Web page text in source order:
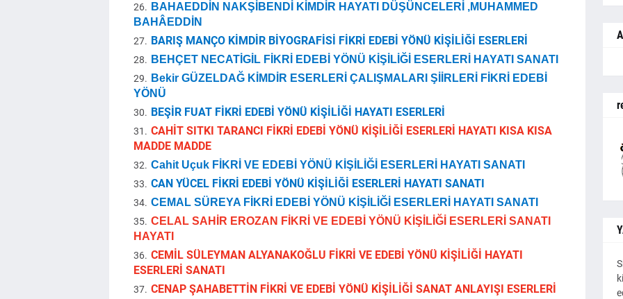
BAHAEDDİN NAKŞİBENDİ KİMDİR HAYATI DÜŞÜNCELERİ ,MUHAMMED
BAHÂEDDİN
BARIŞ MANÇO KİMDİR BİYOGRAFİSİ FİKRİ EDEBİ YÖNÜ KİŞİLİĞİ ESERLERİ
BEHÇET NECATİGİL FİKRİ EDEBİ YÖNÜ KİŞİLİĞİ ESERLERİ HAYATI SANATI
Bekir GÜZELDAĞ KİMDİR ESERLERİ ÇALIŞMALARI ŞİİRLERİ FİKRİ EDEBİ
YÖNÜ
BEŞİR FUAT FİKRİ EDEBİ YÖNÜ KİŞİLİĞİ HAYATI ESERLERİ
CAHİT SITKI TARANCI FİKRİ EDEBİ YÖNÜ KİŞİLİĞİ ESERLERİ HAYATI KISA KISA
MADDE MADDE
Cahit Uçuk FİKRİ VE EDEBİ YÖNÜ KİŞİLİĞİ ESERLERİ HAYATI SANATI
CAN YÜCEL FİKRİ EDEBİ YÖNÜ KİŞİLİĞİ ESERLERİ HAYATI SANATI
CEMAL SÜREYA FİKRİ EDEBİ YÖNÜ KİŞİLİĞİ ESERLERİ HAYATI SANATI
CELAL SAHİR EROZAN FİKRİ VE EDEBİ YÖNÜ KİŞİLİĞİ ESERLERİ SANATI
HAYATI
CEMİL SÜLEYMAN ALYANAKOĞLU FİKRİ VE EDEBİ YÖNÜ KİŞİLİĞİ HAYATI
ESERLERİ SANATI
CENAP ŞAHABETTİN FİKRİ VE EDEBİ YÖNÜ KİŞİLİĞİ SANAT ANLAYIŞI ESERLERİ